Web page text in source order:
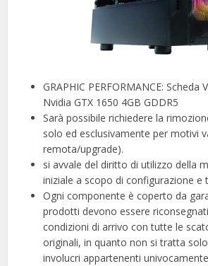
GRAPHIC PERFORMANCE: Scheda
Nvidia GTX 1650 4GB GDDR5
Sarà possibile richiedere la
solo ed esclusivamente per motivi
remota/upgrade).
si avvale del diritto di utilizzo della
iniziale a scopo di configurazione e
Ogni componente è coperto da
prodotti devono essere
condizioni di arrivo con tutte le
originali, in quanto non si tratta
involucri appartenenti